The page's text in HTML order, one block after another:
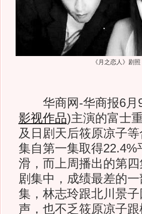
《月之恋人》剧照
华商网-华商报6月
影视作品)主演的富士
及日剧天后筱原凉子
集自第一集取得
滑，而上周播出的第
剧集中，成绩最差的
集，林志玲跟北川景
声，也不乏筱原凉子